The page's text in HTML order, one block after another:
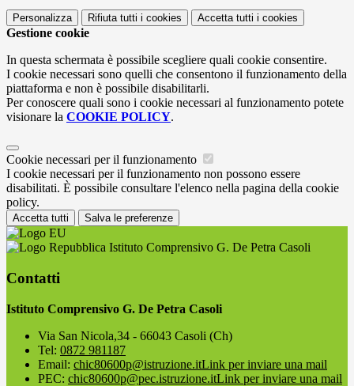
Personalizza Rifiuta tutti i cookies Accetta tutti i cookies
Gestione cookie
In questa schermata è possibile scegliere quali cookie consentire.
I cookie necessari sono quelli che consentono il funzionamento della
piattaforma e non è possibile disabilitarli.
Per conoscere quali sono i cookie necessari al funzionamento potete
visionare la COOKIE POLICY.
Cookie necessari per il funzionamento
I cookie necessari per il funzionamento non possono essere
disabilitati. È possibile consultare l'elenco nella pagina della cookie
policy.
Accetta tutti Salva le preferenze
Istituto Comprensivo G. De Petra Casoli
Contatti
Istituto Comprensivo G. De Petra Casoli
Via San Nicola,34 - 66043 Casoli (Ch)
Tel: 0872 981187
Email: chic80600p@istruzione.itLink per inviare una mail
PEC: chic80600p@pec.istruzione.itLink per inviare una mail